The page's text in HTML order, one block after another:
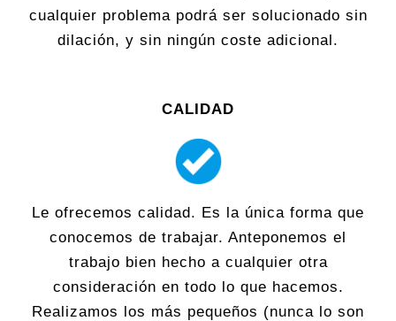
cualquier problema podrá ser solucionado sin
dilación, y sin ningún coste adicional.
CALIDAD
Le ofrecemos calidad. Es la única forma que
conocemos de trabajar. Anteponemos el
trabajo bien hecho a cualquier otra
consideración en todo lo que hacemos.
Realizamos los más pequeños (nunca lo son